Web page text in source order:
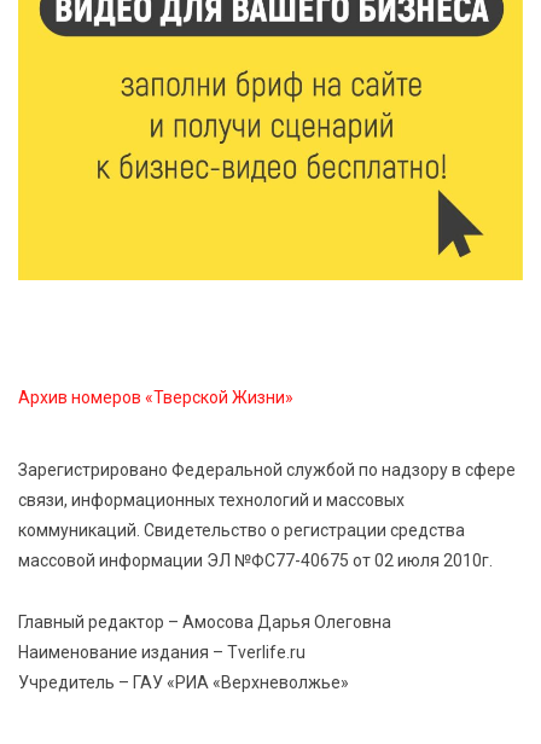
Виталий Королев рассказал о доступном спорте
для жителей Верхневолжья
«Эстафету чемпионов» провели на площади
Оленинского Дома культуры
день
7 Авг 2026 23:02 442
В Тверской области стартовала четвертая смена:
инспекторы ГИБДД напомнили школьникам
правила безопасности в автобусах
Архив номеров «Тверской Жизни»
Зарегистрировано Федеральной службой по надзору в сфере
связи, информационных технологий и массовых
коммуникаций. Свидетельство о регистрации средства
массовой информации ЭЛ №ФС77-40675 от 02 июля 2010г.
Главный редактор – Амосова Дарья Олеговна
Наименование издания – Tverlife.ru
Учредитель – ГАУ «РИА «Верхневолжье»